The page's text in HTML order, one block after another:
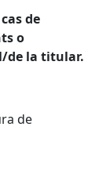
de
o
de la titular.
de